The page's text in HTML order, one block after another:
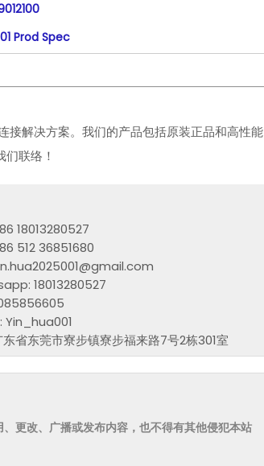
Prod Spec
接解决方案。我们的产品包括原装正品和高性能
联络！
18013280527
512 36851680
18013280527
Yin_hua001
东省东莞市寮步镇寮步福来路7号2栋301室
更改、广播或发布内容，也不得有其他侵犯本站